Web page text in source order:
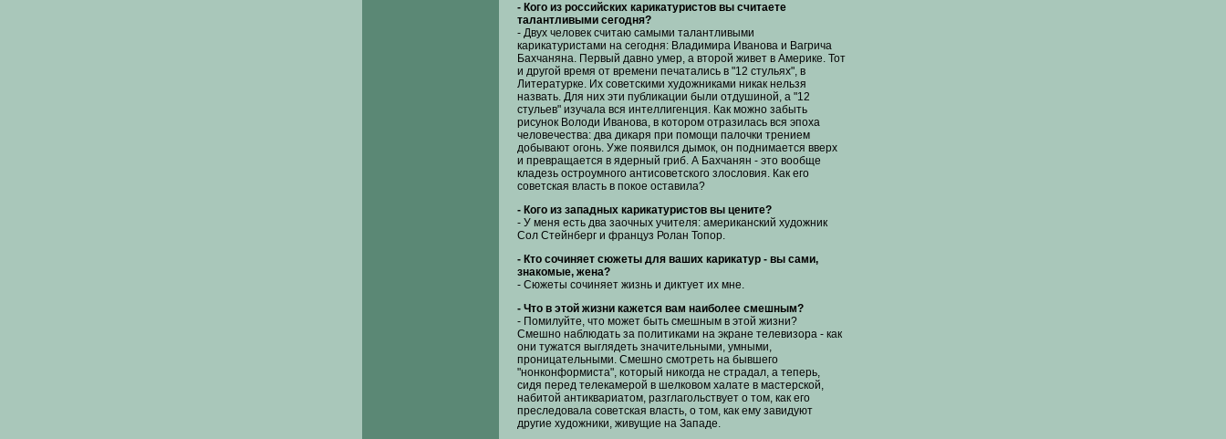
- Кого из российских карикатуристов вы считаете
талантливыми сегодня?
- Двух человек считаю самыми талантливыми
карикатуристами на сегодня: Владимира Иванова и Вагрича
Бахчаняна. Первый давно умер, а второй живет в Америке. Тот
и другой время от времени печатались в "12 стульях", в
Литературке. Их советскими художниками никак нельзя
назвать. Для них эти публикации были отдушиной, а "12
стульев" изучала вся интеллигенция. Как можно забыть
рисунок Володи Иванова, в котором отразилась вся эпоха
человечества: два дикаря при помощи палочки трением
добывают огонь. Уже появился дымок, он поднимается вверх
и превращается в ядерный гриб. А Бахчанян - это вообще
кладезь остроумного антисоветского злословия. Как его
советская власть в покое оставила?
- Кого из западных карикатуристов вы цените?
- У меня есть два заочных учителя: американский художник
Сол Стейнберг и француз Ролан Топор.
- Кто сочиняет сюжеты для ваших карикатур - вы сами,
знакомые, жена?
- Сюжеты сочиняет жизнь и диктует их мне.
- Что в этой жизни кажется вам наиболее смешным?
- Помилуйте, что может быть смешным в этой жизни?
Смешно наблюдать за политиками на экране телевизора - как
они тужатся выглядеть значительными, умными,
проницательными. Смешно смотреть на бывшего
"нонконформиста", который никогда не страдал, а теперь,
сидя перед телекамерой в шелковом халате в мастерской,
набитой антиквариатом, разглагольствует о том, как его
преследовала советская власть, о том, как ему завидуют
другие художники, живущие на Западе.